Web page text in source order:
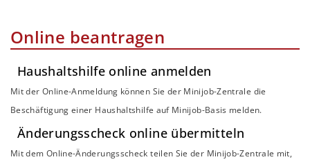
Online beantragen
Haushaltshilfe online anmelden
Mit der Online-Anmeldung können Sie der Minijob-Zentrale die
Beschäftigung einer Haushaltshilfe auf Minijob-Basis melden.
Änderungsscheck online übermitteln
Mit dem Online-Änderungsscheck teilen Sie der Minijob-Zentrale mit,